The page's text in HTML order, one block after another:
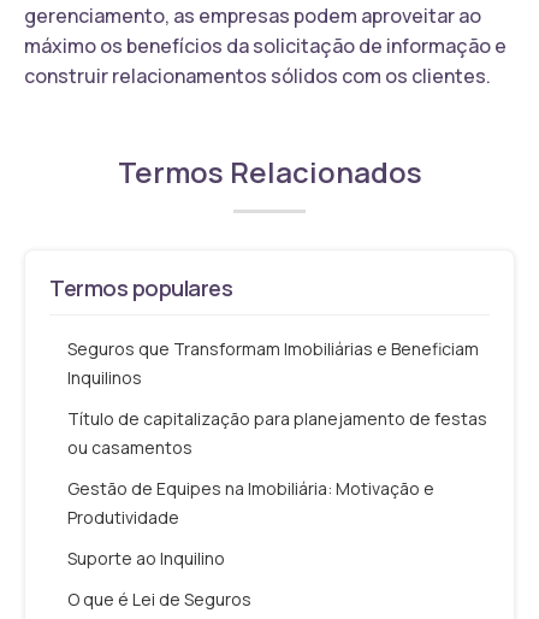
gerenciamento, as empresas podem aproveitar ao
máximo os benefícios da solicitação de informação e
construir relacionamentos sólidos com os clientes.
Termos Relacionados
Termos populares
Seguros que Transformam Imobiliárias e Beneficiam
Inquilinos
Título de capitalização para planejamento de festas
ou casamentos
Gestão de Equipes na Imobiliária: Motivação e
Produtividade
Suporte ao Inquilino
O que é Lei de Seguros